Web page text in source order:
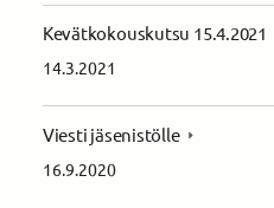
Kevätkokouskutsu 15.4.2021
14.3.2021
Viesti jäsenistölle
16.9.2020